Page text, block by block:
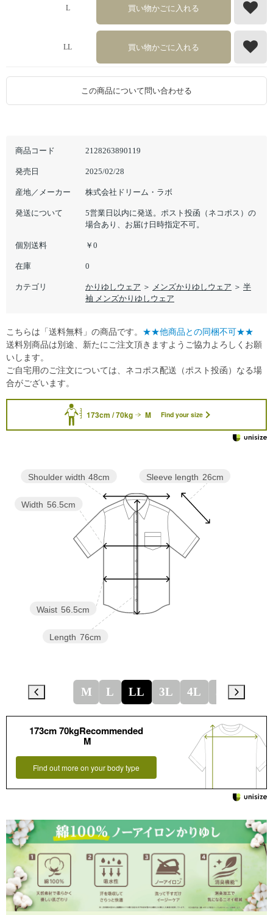
商品コード 2128263890119
発売日 2025/02/28
産地／メーカー 株式会社ドリーム・ラボ
発送について
5営業日以内に発送。ポスト投函（ネコポス）の
場合あり、お届け日時指定不可。
個別送料 ￥0
在庫 0
カテゴリ かりゆしウェア ＞ メンズかりゆしウェア ＞ 半
袖 メンズかりゆしウェア
L 買い物かごに入れる
LL 買い物かごに入れる
この商品について問い合わせる
173cm / 70kg M Find your size
Sleeve length 26cm
Length 76cm
Waist 56.5cm
Width 56.5cm
Shoulder width 48cm
M L LL 3L 4L
173cm 70kgRecommended
M
Find out more on your body type
こちらは「送料無料」の商品です。 ★★他商品との同梱不可★★
送料別商品は別途、新たにご注文頂きますようご協力よろしくお願
いします。
ご自宅用のご注文については、ネコポス配送（ポスト投函）なる場
合がございます。